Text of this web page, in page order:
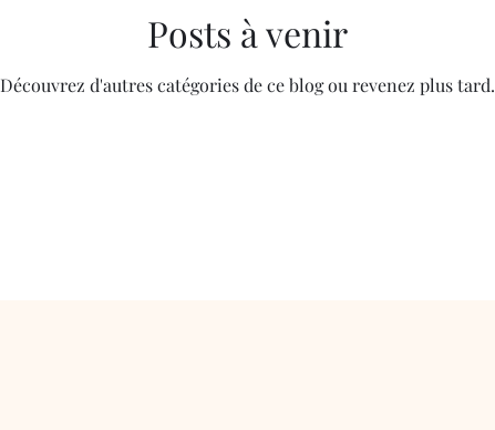
Posts à venir
Découvrez d'autres catégories de ce blog ou revenez plus tard.